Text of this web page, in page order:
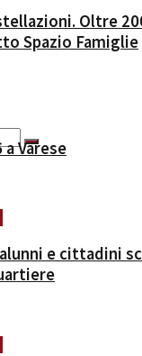
Oltre
Spazio Famiglie
Varese
e cittadini